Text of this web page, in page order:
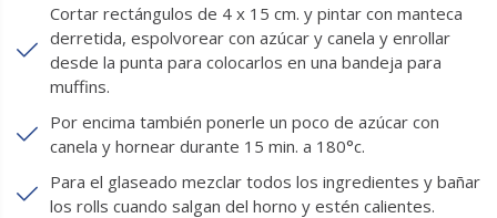
Cortar rectángulos de 4 x 15 cm. y pintar con manteca
derretida, espolvorear con azúcar y canela y enrollar
desde la punta para colocarlos en una bandeja para
muffins.
Por encima también ponerle un poco de azúcar con
canela y hornear durante 15 min. a 180°c.
Para el glaseado mezclar todos los ingredientes y bañar
los rolls cuando salgan del horno y estén calientes.